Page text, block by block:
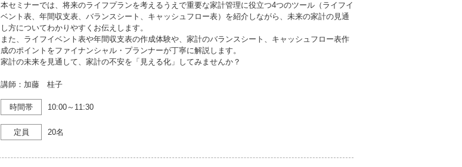
本セミナーでは、将来のライフプランを考えるうえで重要な家計管理に役立つ4つのツール（ライフイ
ベント表、年間収支表、バランスシート、キャッシュフロー表）を紹介しながら、未来の家計の見通
し方についてわかりやすくお伝えします。
また、ライフイベント表や年間収支表の作成体験や、家計のバランスシート、キャッシュフロー表作
成のポイントをファイナンシャル・プランナーが丁寧に解説します。
家計の未来を見通して、家計の不安を「見える化」してみませんか？
講師：加藤 桂子
時間帯 10:00～11:30
定員 20名